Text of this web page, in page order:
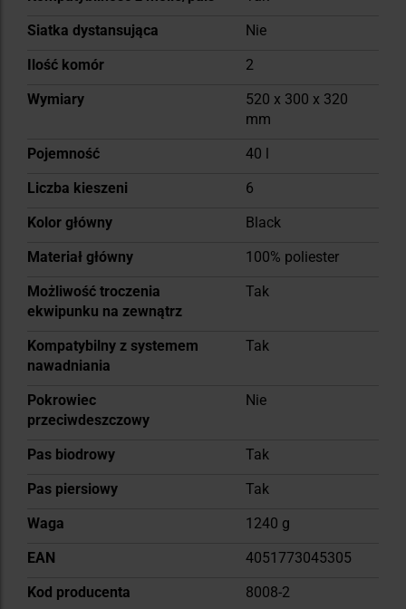
Siatka dystansująca
Nie
Ilość komór
2
Wymiary
520 x 300 x 320
mm
Pojemność
40 l
Liczba kieszeni
6
Kolor główny
Black
Materiał główny
100% poliester
Możliwość troczenia
ekwipunku na zewnątrz
Tak
Kompatybilny z systemem
nawadniania
Tak
Pokrowiec
przeciwdeszczowy
Nie
Pas biodrowy
Tak
Pas piersiowy
Tak
Waga
1240 g
EAN
4051773045305
Kod producenta
8008-2